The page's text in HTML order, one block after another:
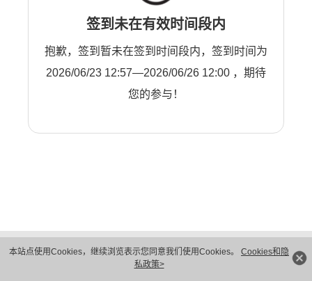
本站点使用Cookies，继续浏览表示您同意我们使用Cookies。 Cookies和隐
私政策>
签到未在有效时间段内
抱歉，签到暂未在签到时间段内，签到时间为
2026/06/23 12:57—2026/06/26 12:00 ，期待
您的参与！
隐私保护
法律声明